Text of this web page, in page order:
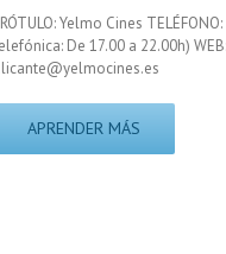
Yelmo Cines
De 17.00 a 22.00h)
APRENDER MÁS